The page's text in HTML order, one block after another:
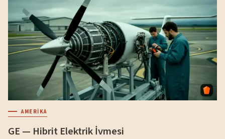
AMERIKA
GE — Hibrit Elektrik İvmesi